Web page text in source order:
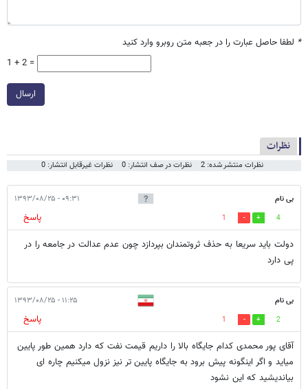
* لطفا حاصل عبارت را در جعبه متن روبرو وارد کنید
1 + 2 =
ارسال
نظرات
نظرات منتشر شده: 2 نظرات در صف انتشار: 0 نظرات غیرقابل انتشار: 0
بی نام ۰۹:۳۱ - ۱۳۹۳/۰۸/۲۵
4
1
پاسخ
دولت باید سریعا به حذف ثروتمندان بپردازد چون عدم عدالت در جامعه را در
پی دارد
بی نام ۱۱:۲۵ - ۱۳۹۳/۰۸/۲۵
2
1
پاسخ
آقای پور محمدی کدام جایگاه بالا را داریم قیمت نفت که دارد همین طور پایین
میاید و اگر اینگونه پیش برود به جایگاه پایین تر نیز نزول میکنیم چاره ای
بیاندیشید که این نشود